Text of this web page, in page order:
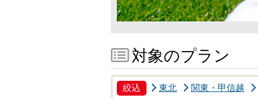
対象のプラン
絞込 東北 関東・甲信越